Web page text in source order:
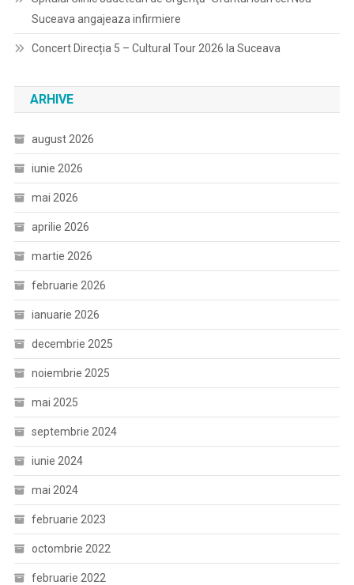
Suceava angajeaza infirmiere
Concert Direcția 5 – Cultural Tour 2026 la Suceava
ARHIVE
august 2026
iunie 2026
mai 2026
aprilie 2026
martie 2026
februarie 2026
ianuarie 2026
decembrie 2025
noiembrie 2025
mai 2025
septembrie 2024
iunie 2024
mai 2024
februarie 2023
octombrie 2022
februarie 2022